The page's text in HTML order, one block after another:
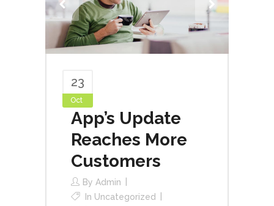
23
Oct
App’s Update
Reaches More
Customers
By Admin
In Uncategorized